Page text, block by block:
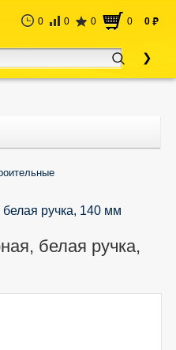
0 0 0 0 0 руб
ручка, 140 мм
белая ручка,